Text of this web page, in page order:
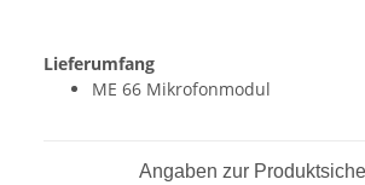
Lieferumfang
ME 66 Mikrofonmodul
Angaben zur